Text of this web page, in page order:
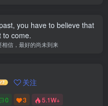
you have to believe that
to come.
信，最好的尚未到来
关注
0 3 5.1W+